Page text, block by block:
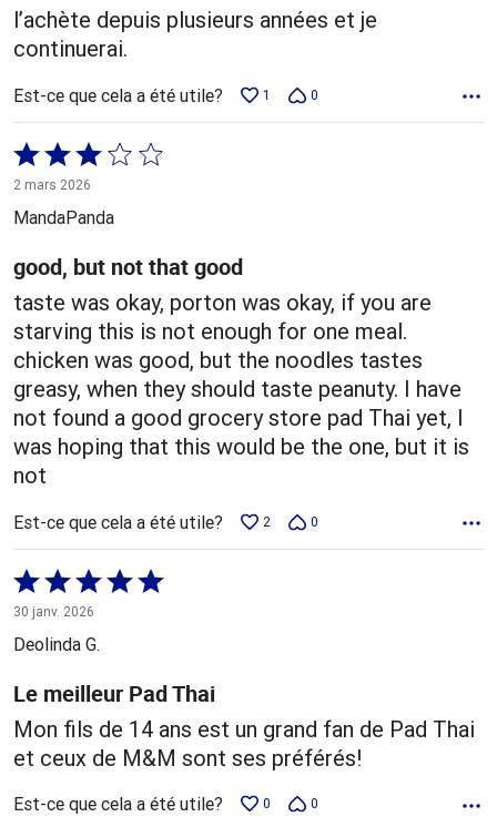
l’achète depuis plusieurs années et je
continuerai.
Est-ce que cela a été utile? 1 0
Coté
3 sur
5
2 mars 2026
MandaPanda
good, but not that good
taste was okay, porton was okay, if you are
starving this is not enough for one meal.
chicken was good, but the noodles tastes
greasy, when they should taste peanuty. I have
not found a good grocery store pad Thai yet, I
was hoping that this would be the one, but it is
not
Est-ce que cela a été utile? 2 0
Coté
5 sur
5
30 janv. 2026
Deolinda G.
Le meilleur Pad Thai
Mon fils de 14 ans est un grand fan de Pad Thai
et ceux de M&M sont ses préférés!
Est-ce que cela a été utile? 0 0